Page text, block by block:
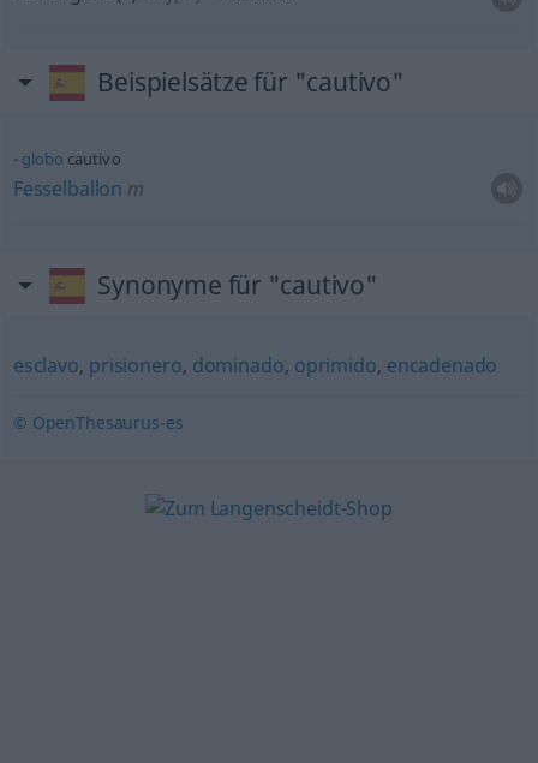
Beispielsätze für "cautivo"
globo cautivo
Fesselballon m
Synonyme für "cautivo"
esclavo, prisionero, dominado, oprimido, encadenado
© OpenThesaurus-es